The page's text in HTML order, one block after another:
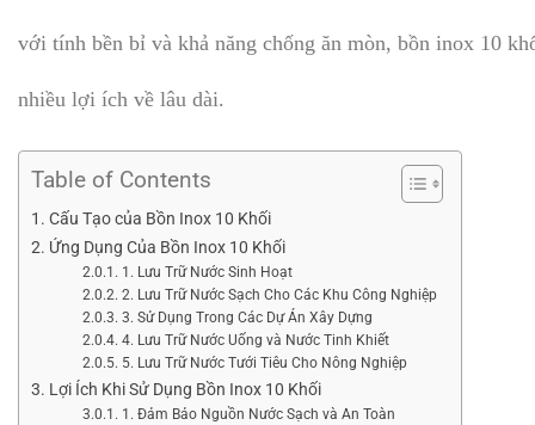
với tính bền bỉ và khả năng chống ăn mòn, bồn inox 10
nhiều lợi ích về lâu dài.
Table of Contents
Cấu Tạo của Bồn Inox 10 Khối
Ứng Dụng Của Bồn Inox 10 Khối
1. Lưu Trữ Nước Sinh Hoạt
2. Lưu Trữ Nước Sạch Cho Các Khu Công Nghiệp
3. Sử Dụng Trong Các Dự Án Xây Dựng
4. Lưu Trữ Nước Uống và Nước Tinh Khiết
5. Lưu Trữ Nước Tưới Tiêu Cho Nông Nghiệp
Lợi Ích Khi Sử Dụng Bồn Inox 10 Khối
1. Đảm Bảo Nguồn Nước Sạch và An Toàn